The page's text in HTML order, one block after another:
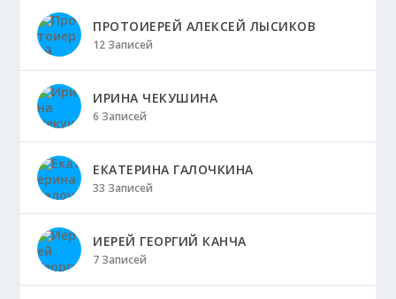
ПРОТОИЕРЕЙ АЛЕКСЕЙ ЛЫСИКОВ
12 Записей
ИРИНА ЧЕКУШИНА
6 Записей
ЕКАТЕРИНА ГАЛОЧКИНА
33 Записей
ИЕРЕЙ ГЕОРГИЙ КАНЧА
7 Записей